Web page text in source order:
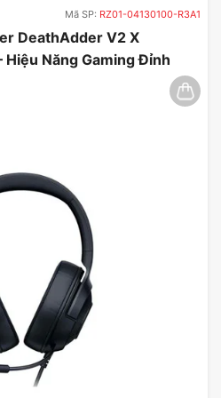
đáng chú ý khác chính là
cho phép người dùng
một cách chân thực
trọng trong các tựa game
đúng vị trí của đối thủ
chiến thắng. Tai nghe
ASUS Armoury Create,
âm thanh theo sở thích
lượng đến cài đặt âm
loại game.
Mã SP: RZ01-04130100-R3A1
DeathAdder V2 X
Hiệu Năng Gaming Đỉnh